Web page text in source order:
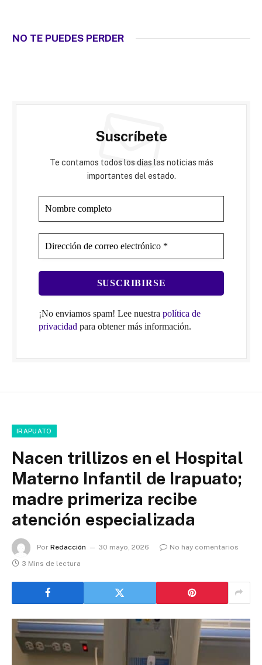
NO TE PUEDES PERDER
Suscríbete
Te contamos todos los días las noticias más
importantes del estado.
¡No enviamos spam! Lee nuestra política de
privacidad para obtener más información.
IRAPUATO
Nacen trillizos en el Hospital
Materno Infantil de Irapuato;
madre primeriza recibe
atención especializada
Por Redacción 30 mayo, 2026
No hay comentarios
3 Mins de lectura